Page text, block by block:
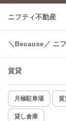
ニフティ不動産
＼Because／ ニ
賃貸
月極駐車場 賃
貸し倉庫